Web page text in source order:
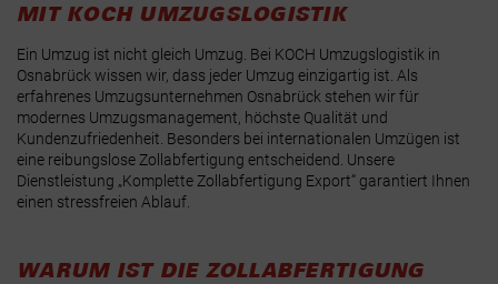
MIT KOCH UMZUGSLOGISTIK
Ein Umzug ist nicht gleich Umzug. Bei KOCH Umzugslogistik in
Osnabrück wissen wir, dass jeder Umzug einzigartig ist. Als
erfahrenes Umzugsunternehmen Osnabrück stehen wir für
modernes Umzugsmanagement, höchste Qualität und
Kundenzufriedenheit. Besonders bei internationalen Umzügen ist
eine reibungslose Zollabfertigung entscheidend. Unsere
Dienstleistung „Komplette Zollabfertigung Export“ garantiert Ihnen
einen stressfreien Ablauf.
WARUM IST DIE ZOLLABFERTIGUNG